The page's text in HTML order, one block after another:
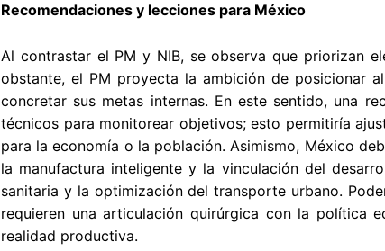
Recomendaciones y lecciones para México
Al contrastar el PM y NIB, se observa que priorizan
obstante, el PM proyecta la ambición de posicionar
concretar sus metas internas. En este sentido, una
técnicos para monitorear objetivos; esto permitiría
para la economía o la población. Asimismo, México
la manufactura inteligente y la vinculación del
sanitaria y la optimización del transporte urbano.
requieren una articulación quirúrgica con la política
realidad productiva.